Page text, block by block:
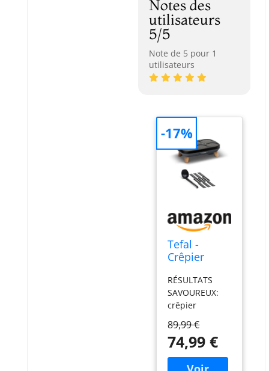
Notes des
utilisateurs
5/5
Note de 5 pour 1
utilisateurs
Tefal -
Crêpier
Crêpière
électrique -
Antiadhésif
- 6
empreintes
RÉSULTATS
SAVOUREUX:
crêpier
thermostat
réglable pour
6crêpes ou
pancakes
89,99 €
74,99 €
-17%